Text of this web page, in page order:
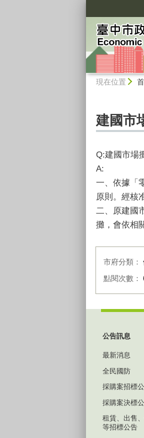
現在位置
建國市
Q:建國市場
A:
一、依據「
原則。經核
二、原建國
攤，會依相
市府分類：
點閱次數：
公告訊息
最新消息
全民國防
採購案招標
採購案決標
租賃、出售
等招標公告